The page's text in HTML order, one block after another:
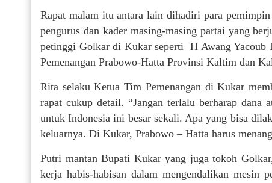
Rapat malam itu antara lain dihadiri para
pengurus dan kader masing-masing partai yang
petinggi Golkar di Kukar seperti H Awang
Pemenangan Prabowo-Hatta Provinsi Kaltim dan
Rita selaku Ketua Tim Pemenangan di Kukar
rapat cukup detail. “Jangan terlalu berharap dana
untuk Indonesia ini besar sekali. Apa yang bisa
keluarnya. Di Kukar, Prabowo – Hatta harus
Putri mantan Bupati Kukar yang juga tokoh
kerja habis-habisan dalam mengendalikan mesin